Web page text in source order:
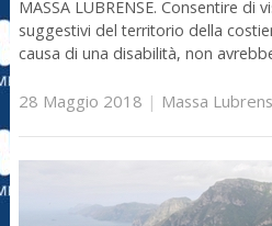
MASSA LUBRENSE. Consentire di
suggestivi del territorio della
causa di una disabilità, non
28 Maggio 2018 | Massa